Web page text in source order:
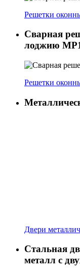
Решетки
Сварная
лоджию
Решетки
Двери
Стальная
металл с